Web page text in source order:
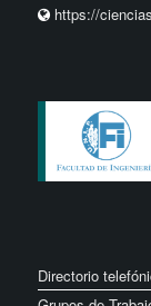
https://
Directorio